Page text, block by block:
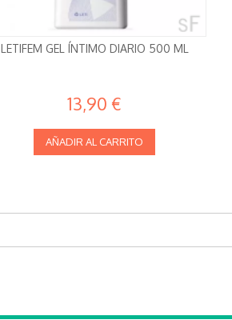
LETIFEM GEL ÍNTIMO DIARIO 500 ML
13,90 €
AÑADIR AL CARRITO